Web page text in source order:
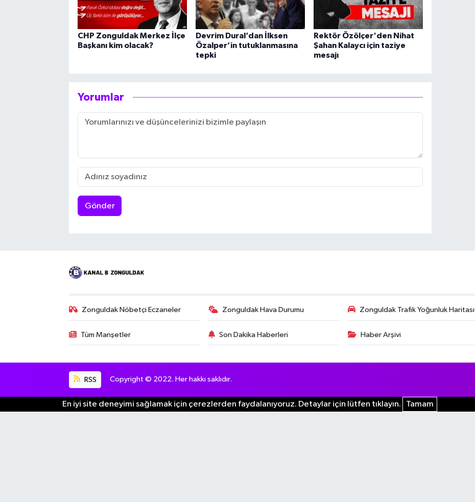
CHP Zonguldak Merkez İlçe
Başkanı kim olacak?
Devrim Dural’dan İlksen
Özalper’in tutuklanmasına
tepki
Rektör Özölçer'den Nihat
Şahan Kalaycı için taziye
mesajı
Yorumlar
Gönder
Zonguldak Nöbetçi Eczaneler Zonguldak Hava Durumu Zonguldak Trafik Yoğunluk Haritası
Tüm Manşetler Son Dakika Haberleri Haber Arşivi
RSS Copyright © 2022. Her hakkı saklıdır.
En iyi site deneyimi sağlamak için çerezlerden faydalanıyoruz. Detaylar için lütfen tıklayın. Tamam